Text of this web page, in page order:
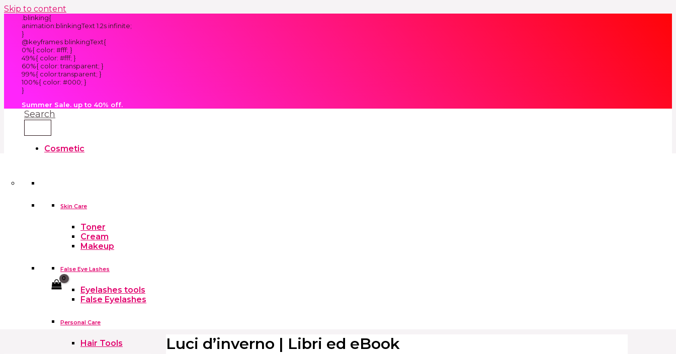
Skip to content
.blinking{
animation:blinkingText 1.2s infinite;
}
@keyframes blinkingText{
0%{ color: #fff; }
49%{ color: #fff; }
60%{ color: transparent; }
99%{ color:transparent; }
100%{ color: #000; }
}
Summer Sale. up to 40% off.
Search
Cosmetic
Skin Care
Toner
Cream
Makeup
False Eye Lashes
Eyelashes tools
False Eyelashes
Personal Care
Hair Tools
Household
Luci d’inverno | Libri ed eBook